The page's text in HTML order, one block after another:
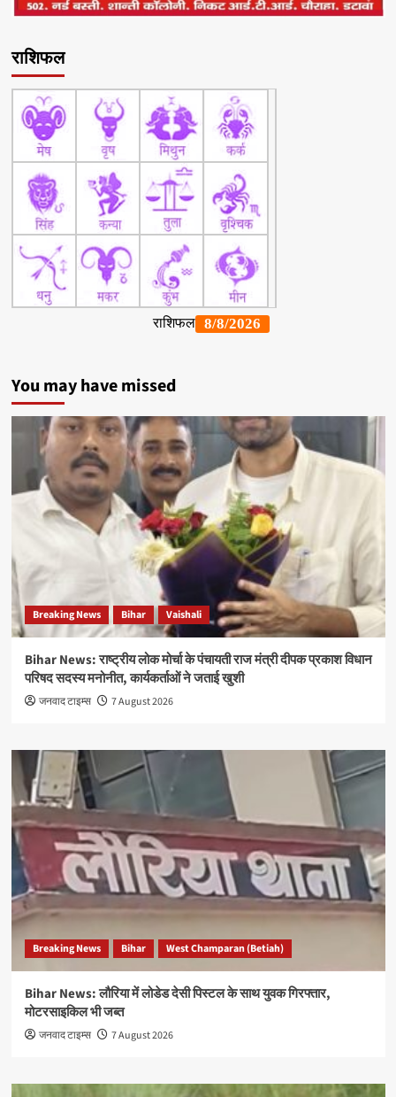
राशिफल
You may have missed
Breaking News Bihar Vaishali
Bihar News: राष्ट्रीय लोक मोर्चा के पंचायती राज मंत्री दीपक प्रकाश विधान
परिषद सदस्य मनोनीत, कार्यकर्ताओं ने जताई खुशी
जनवाद टाइम्स 7 August 2026
Breaking News Bihar West Champaran (Betiah)
Bihar News: लौरिया में लोडेड देसी पिस्टल के साथ युवक गिरफ्तार,
मोटरसाइकिल भी जब्त
जनवाद टाइम्स 7 August 2026